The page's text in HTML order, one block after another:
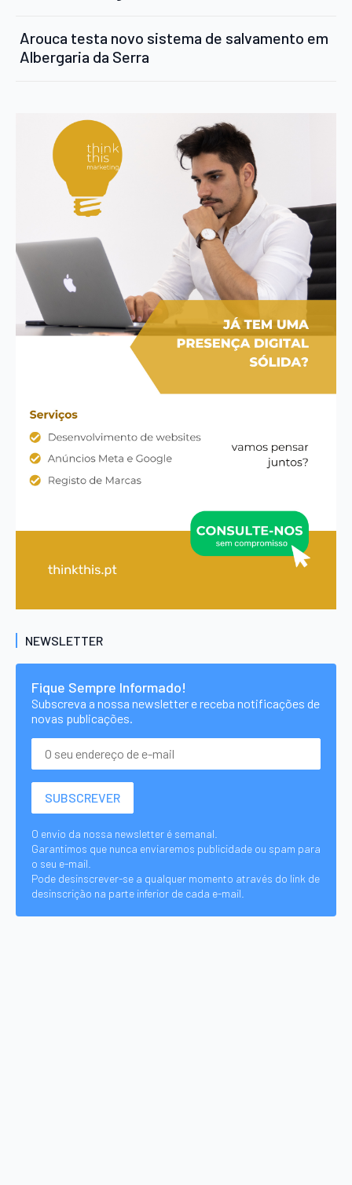
Arouca testa novo sistema de salvamento em
Albergaria da Serra
NEWSLETTER
Fique Sempre Informado!
Subscreva a nossa newsletter e receba notificações de
novas publicações.
O envio da nossa newsletter é semanal.
Garantimos que nunca enviaremos publicidade ou spam para
o seu e-mail.
Pode desinscrever-se a qualquer momento através do link de
desinscrição na parte inferior de cada e-mail.